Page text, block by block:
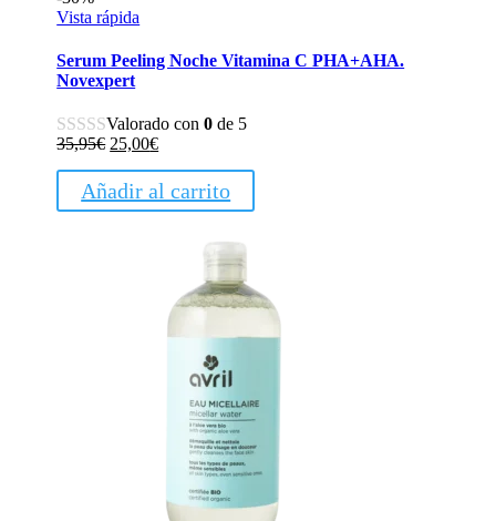
Vista rápida
Serum Peeling Noche Vitamina C PHA+AHA.
Novexpert
Valorado con0 de 5
35,95€ El
original
era:
25,00€El
actual
es:
Añadir al carrito